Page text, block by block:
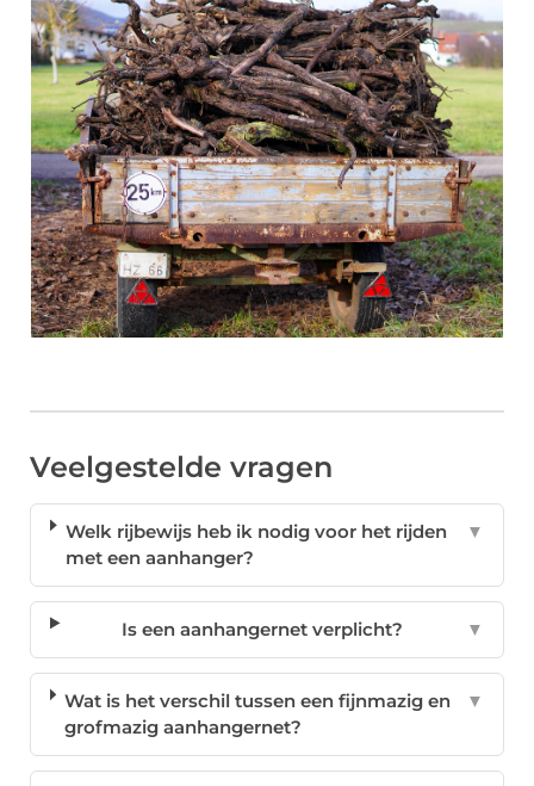
Veelgestelde vragen
Welk rijbewijs heb ik nodig voor het rijden
met een aanhanger?
▼
Is een aanhangernet verplicht? ▼
Wat is het verschil tussen een fijnmazig en
grofmazig aanhangernet?
▼